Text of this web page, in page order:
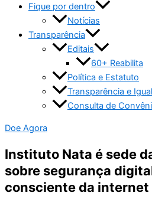
Fique por dentro
Notícias
Transparência
Editais
60+ Reabilita
Política e Estatuto
Transparência e
Consulta de
Doe Agora
Instituto Nata é sede
sobre segurança
consciente da internet